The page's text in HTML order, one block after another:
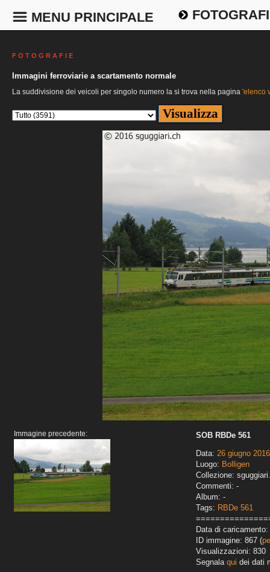
MENU PRINCIPALE
F O T O G R A F I E
Immagini ferroviarie a scartamento normale
La suddivisione dei veicoli per singolo numero la si trova nella pagina 'elenco
Immagine precedente:
SOB RBDe 561
Data: 26 giugno 2016
Luogo: Bolligen
Collezione:
Commenti: -
Album: -
Tags: RBDe 561
Data di caricamento:
ID immagine: 867 (
Visualizzazioni: 830
Segnala qui dei dati